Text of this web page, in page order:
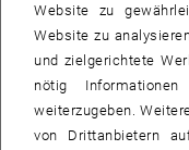
Website zu
Website zu
und zielgerichtete
nötig
weiterzugeben.
von Drittanbietern